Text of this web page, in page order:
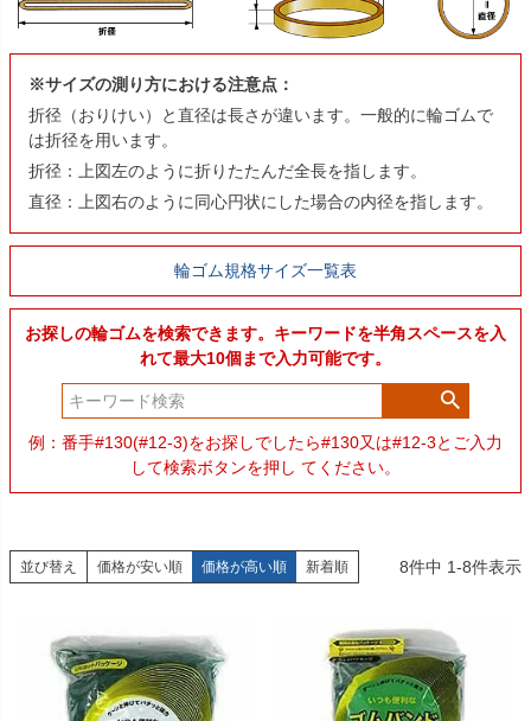
※サイズの測り方における注意点：
折径（おりけい）と直径は長さが違います。一般的に輪ゴムで
は折径を用います。
折径：上図左のように折りたたんだ全長を指します。
直径：上図右のように同心円状にした場合の内径を指します。
輪ゴム規格サイズ一覧表
お探しの輪ゴムを検索できます。キーワードを半角スペースを入
れて最大10個まで入力可能です。
例：番手#130(#12-3)をお探しでしたら#130又は#12-3とご入力
して検索ボタンを押し てください。
並び替え 価格が安い順 価格が高い順 新着順 8件中 1-8件表示